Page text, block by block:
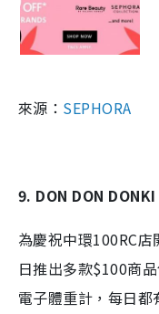
來源： SEPHORA
9. DON DON DONKI
為慶祝中環100RC
日推出多款$100商
電子體重計，每日